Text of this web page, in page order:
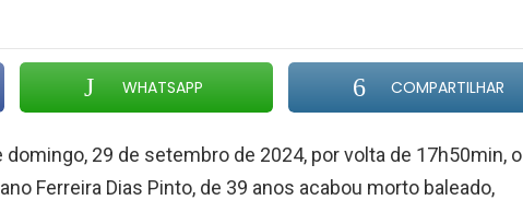
WHATSAPP COMPARTILHAR
29 de setembro de 2024, por volta de 17h50min, o
Ferreira Dias Pinto, de 39 anos acabou morto baleado,